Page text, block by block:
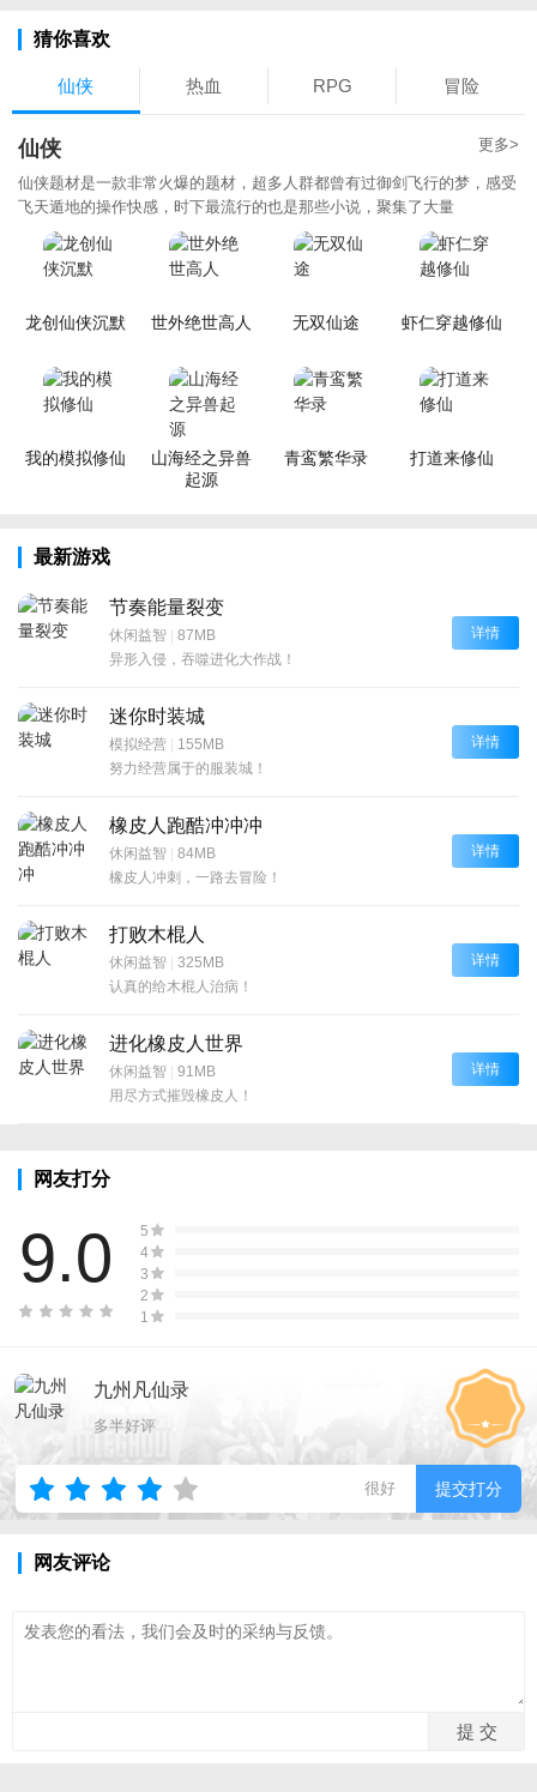
猜你喜欢
仙侠 热血 RPG 冒险
仙侠 更多>
仙侠题材是一款非常火爆的题材，超多人群都曾有过御剑飞行的梦，感受
飞天遁地的操作快感，时下最流行的也是那些小说，聚集了大量
龙创仙侠沉默 世外绝世高人 无双仙途 虾仁穿越修仙
我的模拟修仙
山海经之异兽
起源
青鸾繁华录 打道来修仙
最新游戏
节奏能量裂变
休闲益智 | 87MB
异形入侵，吞噬进化大作战！
详情
迷你时装城
模拟经营 | 155MB
努力经营属于的服装城！
详情
橡皮人跑酷冲冲冲
休闲益智 | 84MB
橡皮人冲刺，一路去冒险！
详情
打败木棍人
休闲益智 | 325MB
认真的给木棍人治病！
详情
进化橡皮人世界
休闲益智 | 91MB
用尽方式摧毁橡皮人！
详情
网友打分
9.0
5
4
3
2
1
九州凡仙录
多半好评
很好 提交打分
网友评论